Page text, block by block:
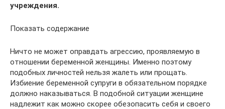
учреждения.
Показать содержание
Ничто не может оправдать агрессию, проявляемую в
отношении беременной женщины. Именно поэтому
подобных личностей нельзя жалеть или прощать.
Избиение беременной супруги в обязательном порядке
должно наказываться. В подобной ситуации женщине
надлежит как можно скорее обезопасить себя и своего